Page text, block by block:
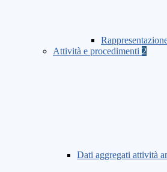
Attività e procedimenti 2
Dati aggregati attività